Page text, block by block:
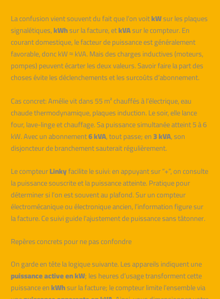
La confusion vient souvent du fait que l’on voitkWsur les plaques
signalétiques,kWhsur la facture, etkVAsur le compteur. En
courant domestique, le facteur de puissance est généralement
favorable, donc kW ≈ kVA. Mais des charges inductives (moteurs,
pompes) peuvent écarter les deux valeurs. Savoir faire la part des
choses évite les déclenchements et les surcoûts d’abonnement.
Cas concret: Amélie vit dans 55 m² chauffés à l’électrique, eau
chaude thermodynamique, plaques induction. Le soir, elle lance
four, lave-linge et chauffage. Sa puissance simultanée atteint 5 à 6
kW. Avec un abonnement6 kVA, tout passe; en3 kVA, son
disjoncteur de branchement sauterait régulièrement.
Le compteurLinkyfacilite le suivi: en appuyant sur “+”, on consulte
la puissance souscrite et la puissance atteinte. Pratique pour
déterminer si l’on est souvent au plafond. Sur un compteur
électromécanique ou électronique ancien, l’information figure sur
la facture. Ce suivi guide l’ajustement de puissance sans tâtonner.
Repères concrets pour ne pas confondre
On garde en tête la logique suivante. Les appareils indiquent une
puissance active en kW; les heures d’usage transforment cette
puissance enkWhsur la facture; le compteur limite l’ensemble via